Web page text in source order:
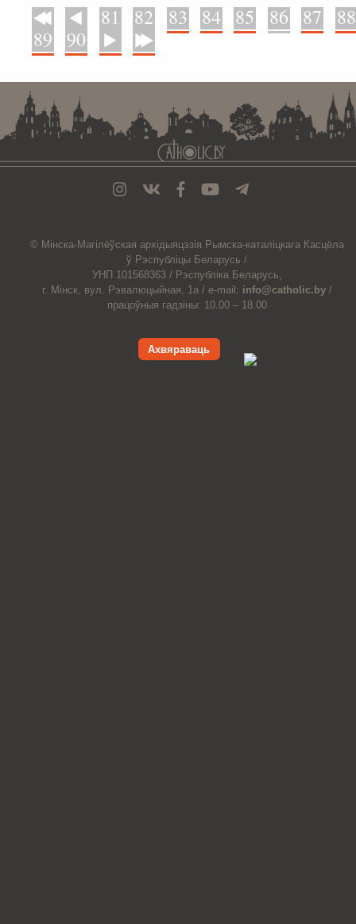
81 82 83 84 85 86 87
88
89
90
© Мiнска-Магiлёўская архiдыяцэзiя Рымска-каталіцкага Касцёла
ў Рэспубліцы Беларусь /
УНП 101568363 / Рэспубліка Беларусь,
г. Мінск, вул. Рэвалюцыйная, 1а / e-mail: info@catholic.by /
працоўныя гадзіны: 10.00 – 18.00
Ахвяраваць